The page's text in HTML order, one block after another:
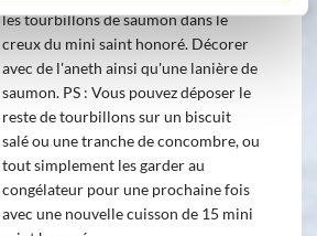
les tourbillons de saumon dans le
creux du mini saint honoré. Décorer
avec de l'aneth ainsi qu'une lanière de
saumon. PS : Vous pouvez déposer le
reste de tourbillons sur un biscuit
salé ou une tranche de concombre, ou
tout simplement les garder au
congélateur pour une prochaine fois
avec une nouvelle cuisson de 15 mini